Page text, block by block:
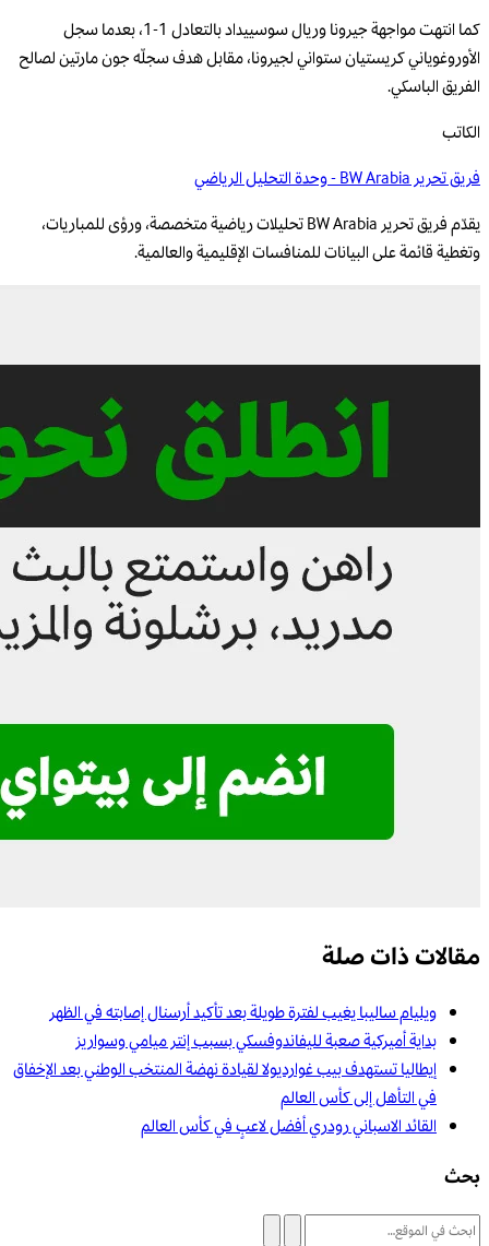
كما انتهت مواجهة جيرونا وريال سوسييداد بالتعادل 1-1، بعدما سجل
الأوروغوياني كريستيان ستواني لجيرونا، مقابل هدف سجلّه جون مارتين لصالح
الفريق الباسكي.
الكاتب
فريق تحرير BW Arabia - وحدة التحليل الرياضي
يقدّم فريق تحرير BW Arabia تحليلات رياضية متخصصة، ورؤى للمباريات،
وتغطية قائمة على البيانات للمنافسات الإقليمية والعالمية.
مقالات ذات صلة
ويليام ساليبا يغيب لفترة طويلة بعد تأكيد أرسنال إصابته في الظهر
بداية أميركية صعبة لليفاندوفسكي بسبب إنتر ميامي وسواريز
إيطاليا تستهدف بيب غوارديولا لقيادة نهضة المنتخب الوطني بعد الإخفاق
في التأهل إلى كأس العالم
القائد الاسباني رودري أفضل لاعبٍ في كأس العالم
بحث